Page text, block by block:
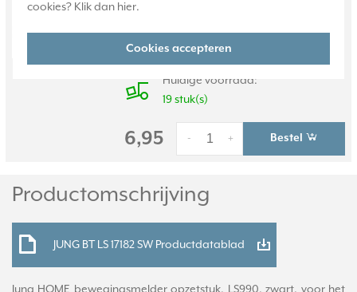
cookies? Klik dan hier.
Cookies accepteren
Voor maandag 21u besteld,
dinsdag in huis*
Huidige voorraad:
19 stuk(s)
6,95 +
- Bestel
Productomschrijving
JUNG BT LS 17182 SW Productdatablad